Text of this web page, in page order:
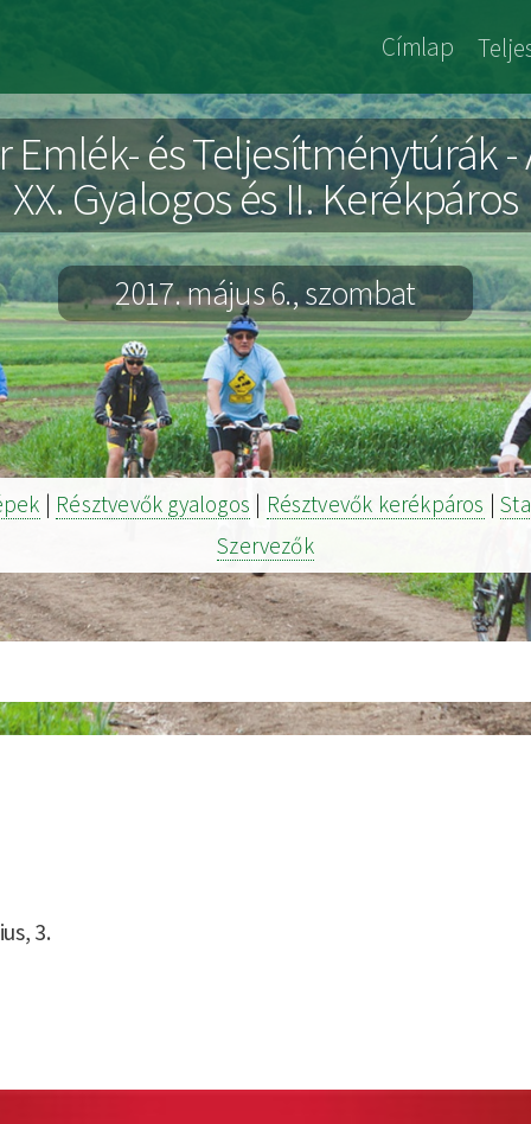
Jókai
Archiv
Címlap
Emlék- és Teljesítménytúrák
XX. Gyalogos és II. Kerékpáros
2017. május 6., szombat
| Résztvevők gyalogos | Résztvevők kerékpáros |
Szervezők
3.